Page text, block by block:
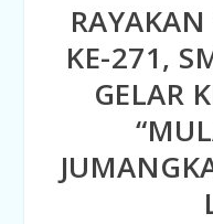
KE-271,
GELAR